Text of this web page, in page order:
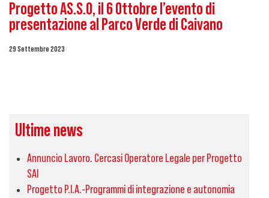
Progetto AS.S.O, il 6 Ottobre l’evento di
presentazione al Parco Verde di Caivano
29 Settembre 2023
Ultime news
Annuncio Lavoro. Cercasi Operatore Legale per Progetto
SAI
Progetto P.I.A.-Programmi di integrazione e autonomia